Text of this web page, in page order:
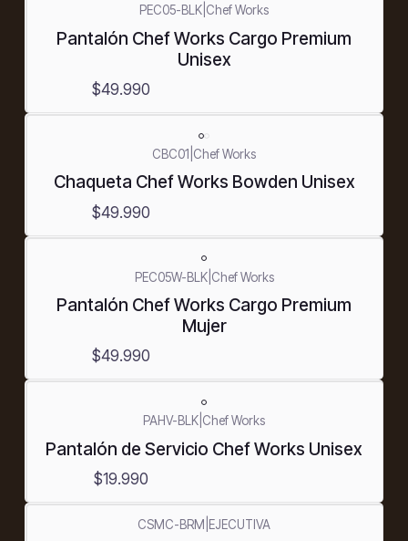
PEC05-BLK Chef Works
Pantalón Chef Works Cargo Premium
Unisex
$49.990
CBC01 Chef Works
Chaqueta Chef Works Bowden Unisex
$49.990
PEC05W-BLK| Chef Works
Pantalón Chef Works Cargo Premium
Mujer
$49.990
PAHV-BLK Chef Works
Pantalón de Servicio Chef Works Unisex
$19.990
CSMC-BRM EJECUTIVA